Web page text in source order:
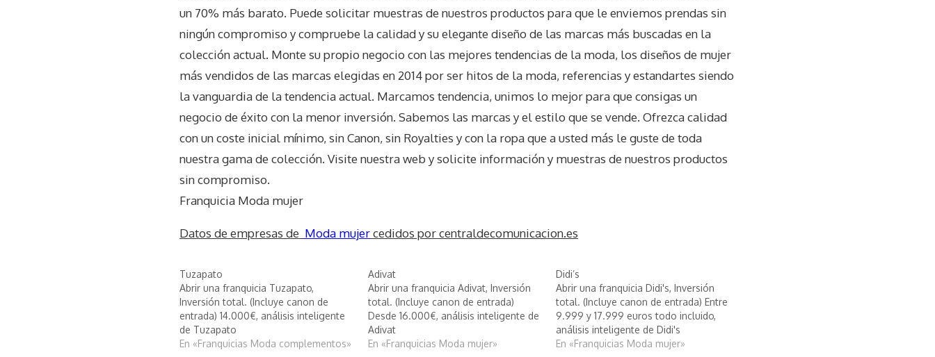
un 70% más barato. Puede solicitar muestras de nuestros productos para que le enviemos prendas sin
ningún compromiso y compruebe la calidad y su elegante diseño de las marcas más buscadas en la
colección actual. Monte su propio negocio con las mejores tendencias de la moda, los diseños de mujer
más vendidos de las marcas elegidas en 2014 por ser hitos de la moda, referencias y estandartes siendo
la vanguardia de la tendencia actual. Marcamos tendencia, unimos lo mejor para que consigas un
negocio de éxito con la menor inversión. Sabemos las marcas y el estilo que se vende. Ofrezca calidad
con un coste inicial mínimo, sin Canon, sin Royalties y con la ropa que a usted más le guste de toda
nuestra gama de colección. Visite nuestra web y solicite información y muestras de nuestros productos
sin compromiso.​
Franquicia Moda mujer
Datos de empresas de Moda mujercedidos por centraldecomunicacion.es
Tuzapato
Abrir una franquicia Tuzapato,
Inversión total. (Incluye canon de
entrada) 14.000€, análisis inteligente
de Tuzapato
En «Franquicias Moda complementos»
Adivat
Abrir una franquicia Adivat, Inversión
total. (Incluye canon de entrada)
Desde 16.000€, análisis inteligente de
Adivat
En «Franquicias Moda mujer»
Didi’s
Abrir una franquicia Didi's, Inversión
total. (Incluye canon de entrada) Entre
9.999 y 17.999 euros todo incluido,
análisis inteligente de Didi's
En «Franquicias Moda mujer»